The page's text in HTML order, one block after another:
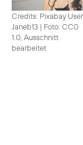
Credits: Pixabay User
Janeb13 | Foto: CC0
1.0, Ausschnitt
bearbeitet